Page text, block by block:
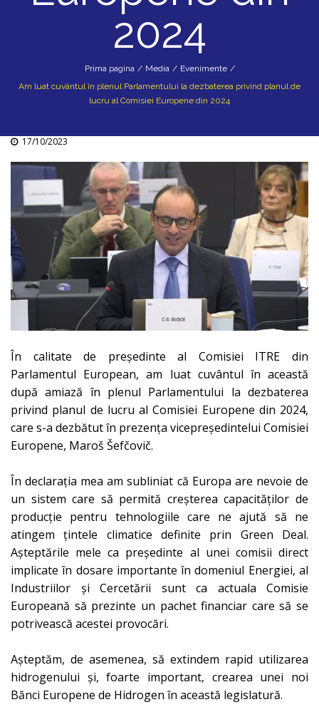
2024
Prima pagina / Media / Evenimente /
Am luat cuvântul în plenul Parlamentului la dezbaterea privind planul de
lucru al Comisiei Europene din 2024
17/10/2023
În calitate de președinte al Comisiei ITRE din
Parlamentul European, am luat cuvântul în această
după amiază în plenul Parlamentului la dezbaterea
privind planul de lucru al Comisiei Europene din 2024,
care s-a dezbătut în prezența vicepreședintelui Comisiei
Europene, Maroš Šefčovič.
În declarația mea am subliniat că Europa are nevoie de
un sistem care să permită creșterea capacităților de
producție pentru tehnologiile care ne ajută să ne
atingem țintele climatice definite prin Green Deal.
Așteptările mele ca președinte al unei comisii direct
implicate în dosare importante în domeniul Energiei, al
Industriilor și Cercetării sunt ca actuala Comisie
Europeană să prezinte un pachet financiar care să se
potrivească acestei provocări.
Așteptăm, de asemenea, să extindem rapid utilizarea
hidrogenului și, foarte important, crearea unei noi
Bănci Europene de Hidrogen în această legislatură.